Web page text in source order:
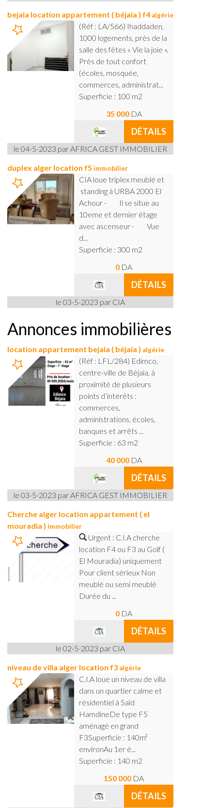
bejaia location appartement ( béjaia ) f4 algérie
(Réf : LA/566) Ihaddaden,
1000 logements, près de la
salle des fêtes « Vie la joie »,
Près de tout confort
(écoles, mosquée,
commerces, administrat...
Superficie : 100 m2
35 000 DA
DÉTAILS
le 04-5-2023 par AFRICA GEST IMMOBILIER
duplex alger location f5 immobilier
CIA loue triplex meublé et
standing à URBA 2000 El
Achour · Il se situe au
10eme et dernier étage
avec ascenseur · Vue
d...
Superficie : 300 m2
0 DA
DÉTAILS
le 03-5-2023 par CIA
Annonces immobilières
location appartement bejaia ( béjaia ) algérie
(Réf : LFL/284) Edimco,
centre-ville de Béjaia, à
proximité de plusieurs
points d’intérêts :
commerces,
administrations, écoles,
banques et arrêts ...
Superficie : 63 m2
40 000 DA
DÉTAILS
le 03-5-2023 par AFRICA GEST IMMOBILIER
Cherche alger location appartement ( el
mouradia ) immobilier
Urgent : C.I.A cherche
location F4 ou F3 au Golf (
El Mouradia) uniquement
Pour client sérieux Non
meublé ou semi meublé
Durée du ...
0 DA
DÉTAILS
le 02-5-2023 par CIA
niveau de villa alger location f3 algérie
C.I.A loue un niveau de villa
dans un quartier calme et
résidentiel à Saïd
HamdineDe type F5
aménagé en grand
F3Superficie : 140m²
environAu 1er é...
Superficie : 140 m2
150 000 DA
DÉTAILS